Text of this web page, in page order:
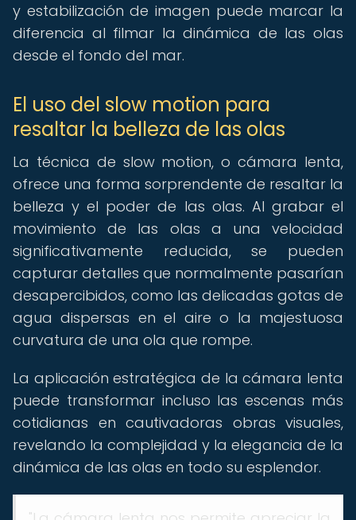
y estabilización de imagen puede marcar la
diferencia al filmar la dinámica de las olas
desde el fondo del mar.
El uso del slow motion para
resaltar la belleza de las olas
La técnica de slow motion, o cámara lenta,
ofrece una forma sorprendente de resaltar la
belleza y el poder de las olas. Al grabar el
movimiento de las olas a una velocidad
significativamente reducida, se pueden
capturar detalles que normalmente pasarían
desapercibidos, como las delicadas gotas de
agua dispersas en el aire o la majestuosa
curvatura de una ola que rompe.
La aplicación estratégica de la cámara lenta
puede transformar incluso las escenas más
cotidianas en cautivadoras obras visuales,
revelando la complejidad y la elegancia de la
dinámica de las olas en todo su esplendor.